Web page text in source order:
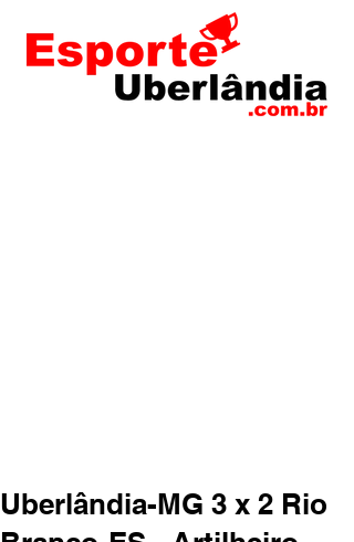
Uberlândia-MG 3 x 2 Rio